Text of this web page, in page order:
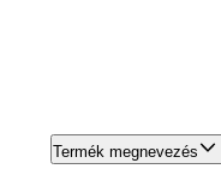
Termék megnevezés